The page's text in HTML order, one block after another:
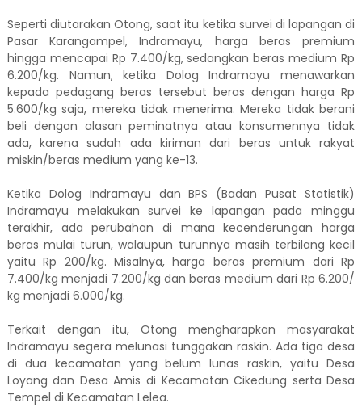
Seperti diutarakan Otong, saat itu ketika survei di lapangan di
Pasar Karangampel, Indramayu, harga beras premium
hingga mencapai Rp 7.400/kg, sedangkan beras medium Rp
6.200/kg. Namun, ketika Dolog Indramayu menawarkan
kepada pedagang beras tersebut beras dengan harga Rp
5.600/kg saja, mereka tidak menerima. Mereka tidak berani
beli dengan alasan peminatnya atau konsumennya tidak
ada, karena sudah ada kiriman dari beras untuk rakyat
miskin/beras medium yang ke-13.
Ketika Dolog Indramayu dan BPS (Badan Pusat Statistik)
Indramayu melakukan survei ke lapangan pada minggu
terakhir, ada perubahan di mana kecenderungan harga
beras mulai turun, walaupun turunnya masih terbilang kecil
yaitu Rp 200/kg. Misalnya, harga beras premium dari Rp
7.400/kg menjadi 7.200/kg dan beras medium dari Rp 6.200/
kg menjadi 6.000/kg.
Terkait dengan itu, Otong mengharapkan masyarakat
Indramayu segera melunasi tunggakan raskin. Ada tiga desa
di dua kecamatan yang belum lunas raskin, yaitu Desa
Loyang dan Desa Amis di Kecamatan Cikedung serta Desa
Tempel di Kecamatan Lelea.